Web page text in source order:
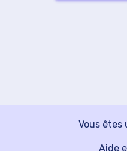
Vous êtes
Aide